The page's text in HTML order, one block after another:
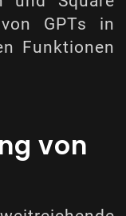
GPTs in
Funktionen
von